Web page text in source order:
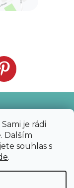
je rádi
Dalším
souhlas s
.
- Svět